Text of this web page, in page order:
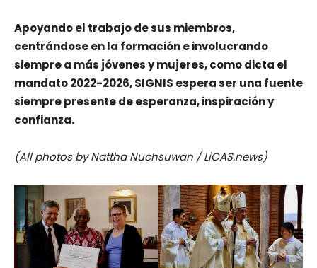
Apoyando el trabajo de sus miembros,
centrándose en la formación e involucrando
siempre a más jóvenes y mujeres, como dicta el
mandato 2022-2026, SIGNIS espera ser una fuente
siempre presente de esperanza, inspiración y
confianza.
(All photos by Nattha Nuchsuwan / LiCAS.news)